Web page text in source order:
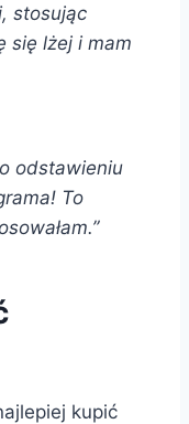
stosując
się lżej i mam
odstawieniu
To
kupić